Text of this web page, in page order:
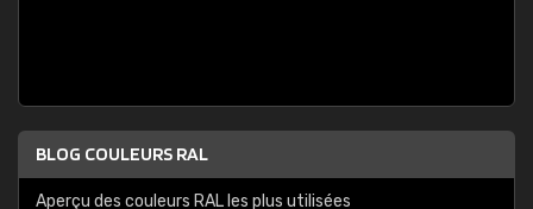
BLOG COULEURS RAL
Aperçu des couleurs RAL les plus utilisées